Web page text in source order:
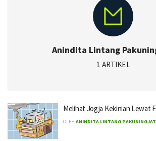
Anindita Lintang
1 ARTIKEL
Melihat Jogja Kekinian Lewat
OLEH ANINDITA LINTANG